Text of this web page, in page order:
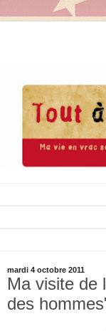
mardi 4 octobre 2011
Ma visite de
des